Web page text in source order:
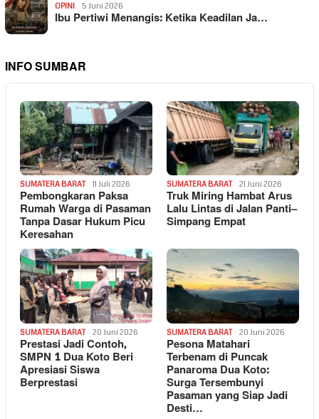
OPINI 5 Juni 2026
Ibu Pertiwi Menangis: Ketika Keadilan Ja…
INFO SUMBAR
SUMATERA BARAT 11 Juli 2026
Pembongkaran Paksa
Rumah Warga di Pasaman
Tanpa Dasar Hukum Picu
Keresahan
SUMATERA BARAT 21 Juni 2026
Truk Miring Hambat Arus
Lalu Lintas di Jalan Panti–
Simpang Empat
SUMATERA BARAT 20 Juni 2026
Prestasi Jadi Contoh,
SMPN 1 Dua Koto Beri
Apresiasi Siswa
Berprestasi
SUMATERA BARAT 20 Juni 2026
Pesona Matahari
Terbenam di Puncak
Panaroma Dua Koto:
Surga Tersembunyi
Pasaman yang Siap Jadi
Desti…